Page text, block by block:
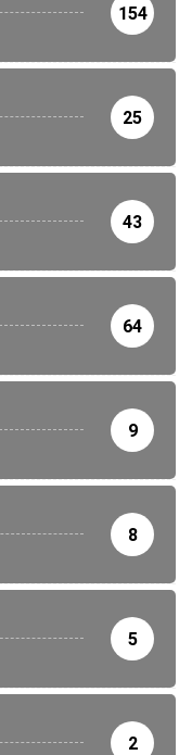
154
25
43
64
9
8
5
2